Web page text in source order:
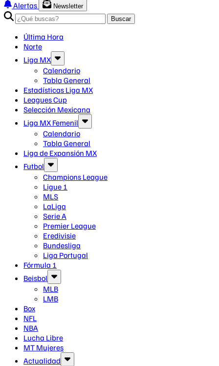
Alertas
Newsletter
Buscar
Última Hora
Norte
Liga MX
Calendario
Tabla General
Estadísticas Liga MX
Leagues Cup
Selección Mexicana
Liga MX Femenil
Calendario
Tabla General
Liga de Expansión MX
Futbol
Champions League
Ligue 1
MLS
LaLiga
Serie A
Premier League
Eredivisie
Bundesliga
Liga Portugal
Fórmula 1
Beisbol
MLB
LMB
Box
NFL
NBA
Lucha Libre
MT Mujeres
Actualidad